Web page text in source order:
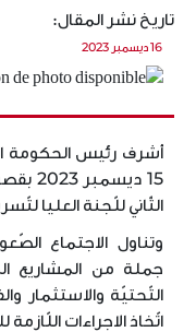
تاريخ نشر المقال:
16 ديسمبر 2023
أشرف رئيس الحكومة
15
الثّاني للّجنة العليا
وتناول الاجتماع
جملة من المشاريع
التّحتيّة والاستثمار
اتّخاذ الاجراءات